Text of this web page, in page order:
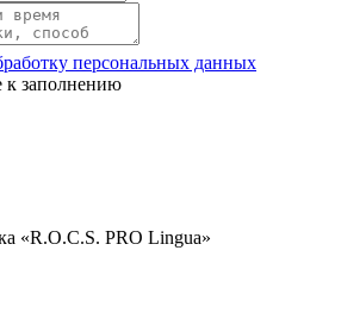
персональных данных
к заполнению
«R.O.C.S. PRO Lingua»